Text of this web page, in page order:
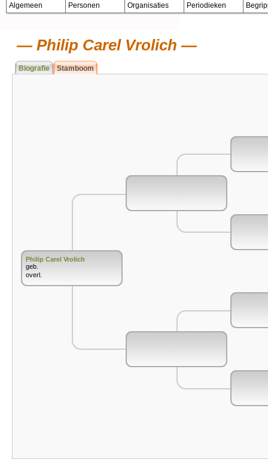
Algemeen Personen Organisaties Periodieken
Philip Carel Vrolich
Biografie Stamboom
Philip Carel Vrolich
geb.
overl.